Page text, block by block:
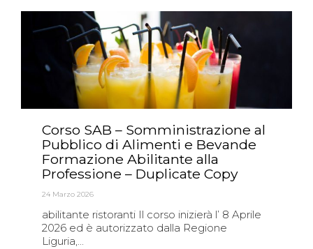
Corso SAB – Somministrazione al
Pubblico di Alimenti e Bevande
Formazione Abilitante alla
Professione – Duplicate Copy
24 Marzo 2026
abilitante ristoranti Il corso inizierà l’ 8 Aprile
2026 ed è autorizzato dalla Regione
Liguria,...